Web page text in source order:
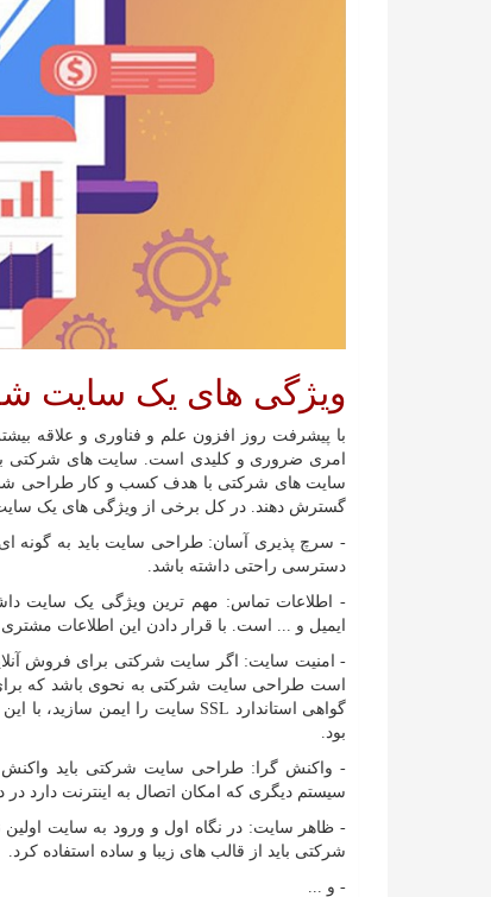
ویژگی های یک سایت
با پیشرفت روز افزون علم و فناوری و علاقه
امری ضروری و کلیدی است. سایت های شرکتی
سایت های شرکتی با هدف کسب و کار طراحی شده
گسترش دهند. در کل برخی از ویژگی های یک
- سرچ پذیری آسان: طراحی سایت باید به گونه
دسترسی راحتی داشته باشد.
- اطلاعات تماس: مهم ترین ویژگی یک سایت
ایمیل و ... است. با قرار دادن این اطلاعات
- امنیت سایت: اگر سایت شرکتی برای فروش
است طراحی سایت شرکتی به نحوی باشد که برای
گواهی استاندارد SSL سایت را ایمن سازید، با
بود.
- واکنش گرا: طراحی سایت شرکتی باید واکنش
سیستم دیگری که امکان اتصال به اینترنت دارد
- ظاهر سایت: در نگاه اول و ورود به سایت
شرکتی باید از قالب های زیبا و ساده استفاده کرد.
- و ...